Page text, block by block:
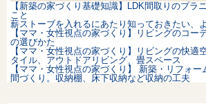
【新築の家づくり基礎知識】LDK間取りのプラ
こと
薪ストーブを入れるにあたり知っておきたい、
【ママ・女性視点の家づくり】リビングのコー
の選びかた
【ママ・女性視点の家づくり】リビングの快適
タイル、アウトドアリビング、畳スペース
【ママ・女性視点の家づくり】 新築・リフォ
間づくり。収納棚、床下収納など収納の工夫